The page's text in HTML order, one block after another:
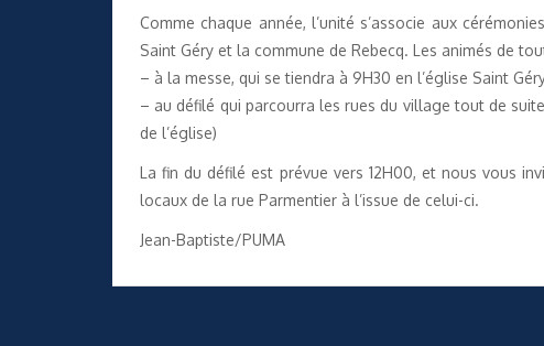
Comme chaque année, l’unité s’associe aux
Saint Géry et la commune de Rebecq. Les animés de
– à la messe, qui se tiendra à 9H30 en l’église Saint
– au défilé qui parcourra les rues du village tout de
de l’église)
La fin du défilé est prévue vers 12H00, et nous vous
locaux de la rue Parmentier à l’issue de celui-ci.
Jean-Baptiste/PUMA